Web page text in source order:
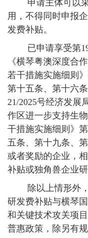
申请主体可以采
用，不得同时申报
发费补贴。
已申请享受第19/
《横琴粤澳深度合
若干措施实施细则
第十五条、第十六
21/2025号经济发展
作区进一步支持生
干措施实施细则》
五条、第十九条、
或者奖励的企业，
补贴或独角兽企业研
除以上情形外，
研发费补贴与横琴
和关键技术攻关项
普惠政策，除另有